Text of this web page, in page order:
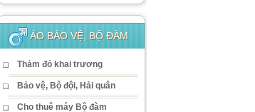
ÁO BẢO VỆ, BỘ ĐÀM
Thảm đỏ khai trương
Bảo vệ, Bộ đội, Hải quân
Cho thuê máy Bộ đàm